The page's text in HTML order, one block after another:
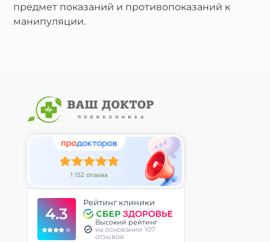
предмет показаний и противопоказаний к
манипуляции.
1 152 отзыва
4.3
Рейтинг клиники
Высокий рейтинг
на основании 107
отзывов